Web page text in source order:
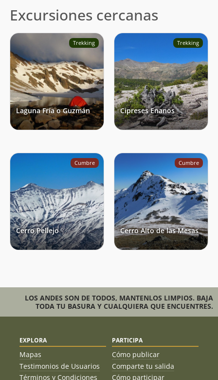
Excursiones cercanas
Trekking
Laguna Fría o Guzmán
Trekking
Cipreses Enanos
Cumbre
Cerro Pellejo
Cumbre
Cerro Alto de las Mesas
LOS ANDES SON DE TODOS, MANTENLOS LIMPIOS. BAJA
TODA TU BASURA Y CUALQUIERA QUE ENCUENTRES.
EXPLORA
Mapas
Testimonios de Usuarios
Términos y Condiciones
PARTICIPA
Cómo publicar
Comparte tu salida
Cómo participar